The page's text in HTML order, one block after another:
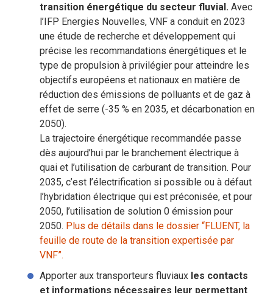
transition énergétique du secteur fluvial. Avec
l’IFP Energies Nouvelles, VNF a conduit en 2023
une étude de recherche et développement qui
précise les recommandations énergétiques et le
type de propulsion à privilégier pour atteindre les
objectifs européens et nationaux en matière de
réduction des émissions de polluants et de gaz à
effet de serre (-35 % en 2035, et décarbonation en
2050).
La trajectoire énergétique recommandée passe
dès aujourd’hui par le branchement électrique à
quai et l’utilisation de carburant de transition. Pour
2035, c’est l’électrification si possible ou à défaut
l’hybridation électrique qui est préconisée, et pour
2050, l’utilisation de solution 0 émission pour
2050. Plus de détails dans le dossier “FLUENT, la
feuille de route de la transition expertisée par
VNF”.
Apporter aux transporteurs fluviaux les contacts
et informations nécessaires leur permettant